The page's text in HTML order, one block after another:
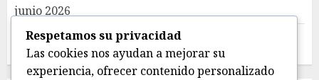
junio 2026
mayo 2026
Respetamos su privacidad
Las cookies nos ayudan a mejorar su
experiencia, ofrecer contenido personalizado